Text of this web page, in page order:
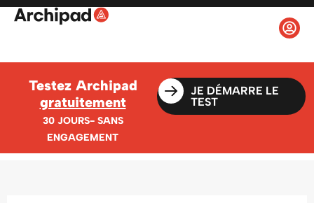
Testez Archipad
gratuitement
30 JOURS- SANS
ENGAGEMENT
JE DÉMARRE LE
TEST